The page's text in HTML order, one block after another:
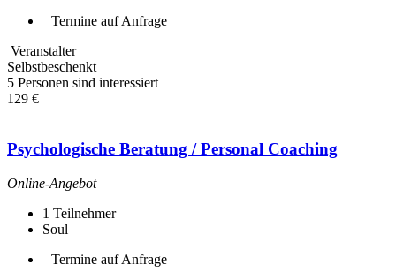
Termine auf Anfrage
Veranstalter
Selbstbeschenkt
5 Personen sind interessiert
129 €
Psychologische Beratung / Personal Coaching
Online-Angebot
1 Teilnehmer
Soul
Termine auf Anfrage